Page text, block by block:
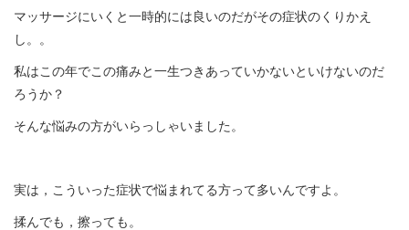
マッサージにいくと一時的には良いのだがその症状のくりかえ
し。。
私はこの年でこの痛みと一生つきあっていかないといけないのだ
ろうか？
そんな悩みの方がいらっしゃいました。
実は，こういった症状で悩まれてる方って多いんですよ。
揉んでも，擦っても。